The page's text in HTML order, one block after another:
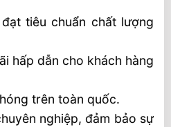
tiêu chuẩn chất lượng
hấp dẫn cho khách hàng
trên toàn quốc.
nghiệp, đảm bảo sự